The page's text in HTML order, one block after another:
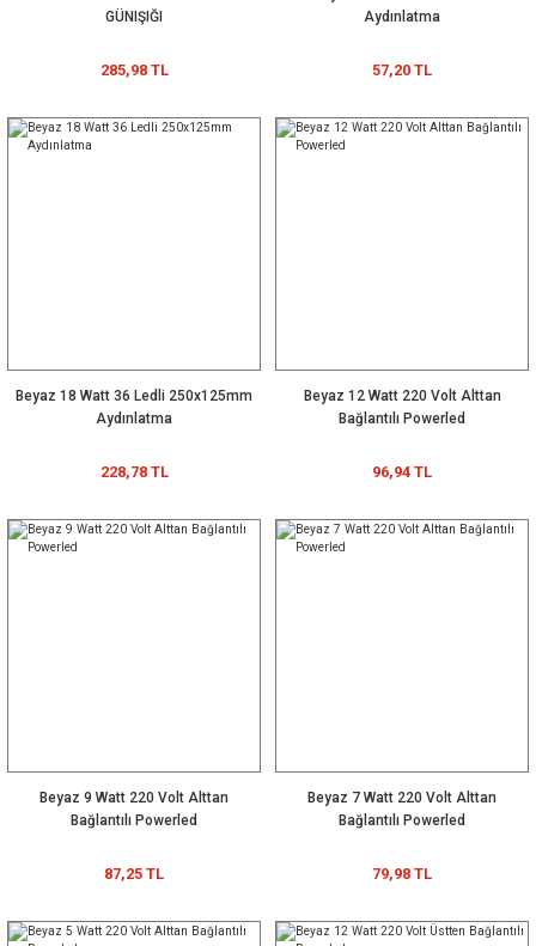
GÜNIŞIĞI
285,98 TL
Aydınlatma
57,20 TL
Beyaz 18 Watt 36 Ledli 250x125mm
Aydınlatma
228,78 TL
Beyaz 12 Watt 220 Volt Alttan
Bağlantılı Powerled
96,94 TL
Beyaz 9 Watt 220 Volt Alttan
Bağlantılı Powerled
87,25 TL
Beyaz 7 Watt 220 Volt Alttan
Bağlantılı Powerled
79,98 TL